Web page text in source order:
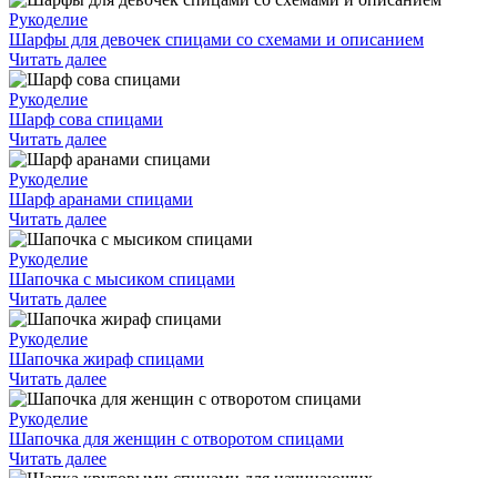
Рукоделие
Шарфы для девочек спицами со схемами и описанием
Читать далее
Рукоделие
Шарф сова спицами
Читать далее
Рукоделие
Шарф аранами спицами
Читать далее
Рукоделие
Шапочка с мысиком спицами
Читать далее
Рукоделие
Шапочка жираф спицами
Читать далее
Рукоделие
Шапочка для женщин с отворотом спицами
Читать далее